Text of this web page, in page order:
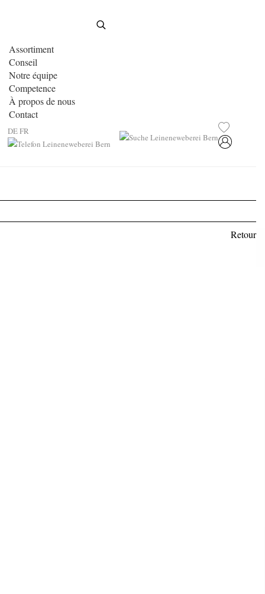
Assortiment
Conseil
Notre équipe
Competence
À propos de nous
Contact
DEFR
Retour